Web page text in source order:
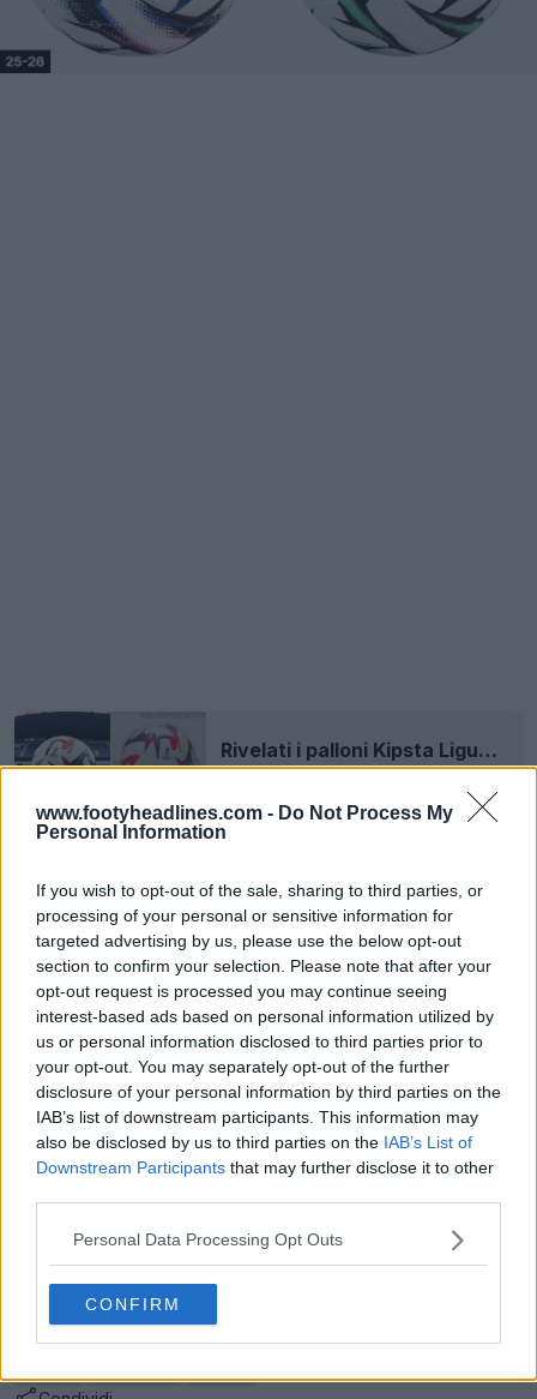
www.footyheadlines.com - Do Not Process My
Personal Information
If you wish to opt-out of the sale, sharing to third parties, or
processing of your personal or sensitive information for
targeted advertising by us, please use the below opt-out
section to confirm your selection. Please note that after your
opt-out request is processed you may continue seeing
interest-based ads based on personal information utilized by
us or personal information disclosed to third parties prior to
your opt-out. You may separately opt-out of the further
disclosure of your personal information by third parties on the
IAB’s list of downstream participants. This information may
also be disclosed by us to third parties on the IAB’s List of
Downstream Participants that may further disclose it to other
Personal Data Processing Opt Outs
CONFIRM
Rivelati i palloni Kipsta Ligue 1 e Ligue 2 24-25
4 Giu 2024
Ti piacciono i nuovi palloni da gioco ufficiali Kipsta Ligue
1 & Ligue 225-26? Facci sapere nei commenti.
Mostra commenti